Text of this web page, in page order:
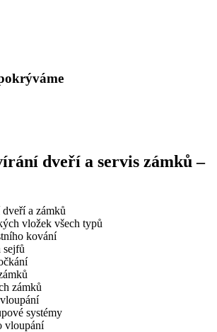
dveří a servis zámků –
a zámků
vložek všech typů
kování
sejfů
zámků
systémy
vloupání